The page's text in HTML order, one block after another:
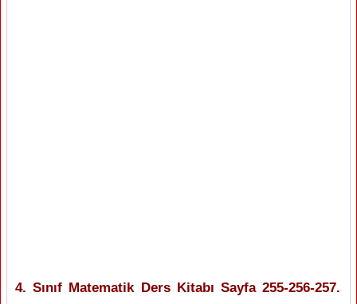
4. Sınıf Matematik Ders Kitabı Sayfa 255-256-257.